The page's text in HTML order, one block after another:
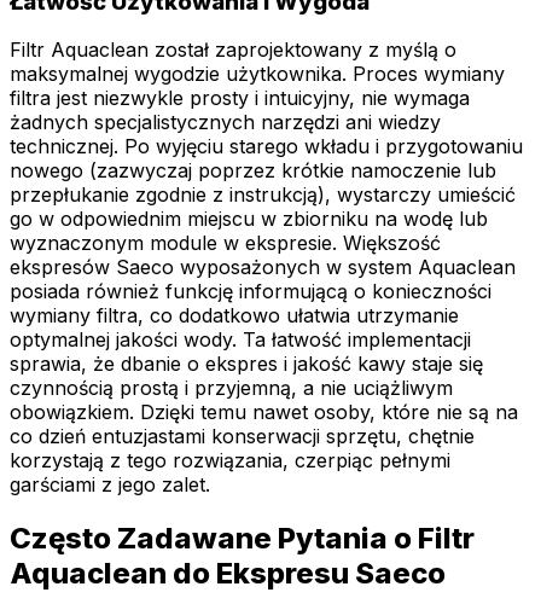
Filtr Aquaclean został zaprojektowany z myślą o
maksymalnej wygodzie użytkownika. Proces wymiany
filtra jest niezwykle prosty i intuicyjny, nie wymaga
żadnych specjalistycznych narzędzi ani wiedzy
technicznej. Po wyjęciu starego wkładu i przygotowaniu
nowego (zazwyczaj poprzez krótkie namoczenie lub
przepłukanie zgodnie z instrukcją), wystarczy umieścić
go w odpowiednim miejscu w zbiorniku na wodę lub
wyznaczonym module w ekspresie. Większość
ekspresów Saeco wyposażonych w system Aquaclean
posiada również funkcję informującą o konieczności
wymiany filtra, co dodatkowo ułatwia utrzymanie
optymalnej jakości wody. Ta łatwość implementacji
sprawia, że dbanie o ekspres i jakość kawy staje się
czynnością prostą i przyjemną, a nie uciążliwym
obowiązkiem. Dzięki temu nawet osoby, które nie są na
co dzień entuzjastami konserwacji sprzętu, chętnie
korzystają z tego rozwiązania, czerpiąc pełnymi
garściami z jego zalet.
Często Zadawane Pytania o Filtr
Aquaclean do Ekspresu Saeco